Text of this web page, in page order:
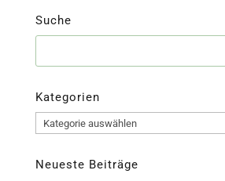
Suche
Kategorien
Kategorien
Neueste Beiträge